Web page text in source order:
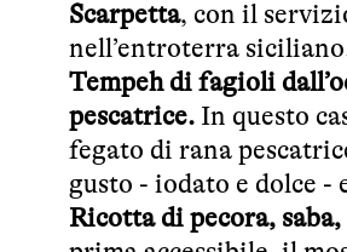
Scarpetta, con il
nell’entroterra
Tempeh di fagioli
pescatrice. In questo
fegato di rana
gusto - iodato e dolce -
Ricotta di pecora,